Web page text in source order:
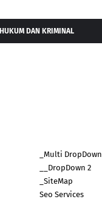
HUKUM DAN KRIMINAL
_Multi DropDown
__DropDown 2
_SiteMap
Seo Services